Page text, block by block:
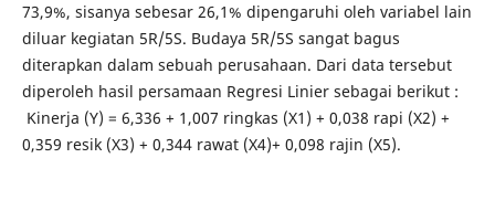
73,9%, sisanya sebesar 26,1% dipengaruhi oleh variabel lain
diluar kegiatan 5R/5S. Budaya 5R/5S sangat bagus
diterapkan dalam sebuah perusahaan. Dari data tersebut
diperoleh hasil persamaan Regresi Linier sebagai berikut :
Kinerja (Y) = 6,336 + 1,007 ringkas (X1) + 0,038 rapi (X2) +
0,359 resik (X3) + 0,344 rawat (X4)+ 0,098 rajin (X5).